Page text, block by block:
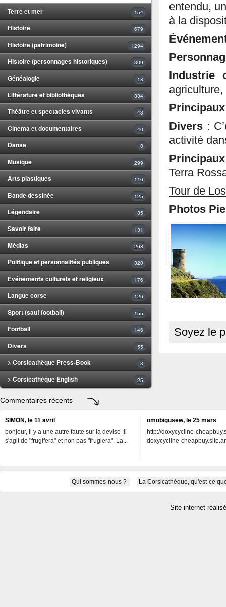
Terre et mer 154
Histoire 679
Histoire (patrimoine) 1294
Histoire (personnages historiques) 309
Généalogie 18
Littérature et bibliothèques 834
Théâtre et spectacles vivants 43
Cinéma et documentaires 40
Danse 8
Musique 299
Arts plastiques 116
Bande dessinée 125
Légendaire 35
Savoir faire 131
Médias 268
Politique et personnalités publiques 320
Evénements culturels et religieux 176
Langue corse 126
Sport (sauf football) 155
Football 146
Divers 55
> Corsicathèque Press-Book 3
> Corsicathèque English 25
entendu,
à la
Industrie
Divers :
activité
Terra
Tour de
Photos
Soyez le
Commentaires récents
SIMON, le 11 avril
bonjour, il y a une autre faute sur la devise :il
s'agit de "frugifera" et non pas "frugiera". La...
omobigusew, le 25 mars
http://doxycycline-
doxycycline-
Qui sommes-nous ? La Corsicathèque, qu'est-ce
Site internet